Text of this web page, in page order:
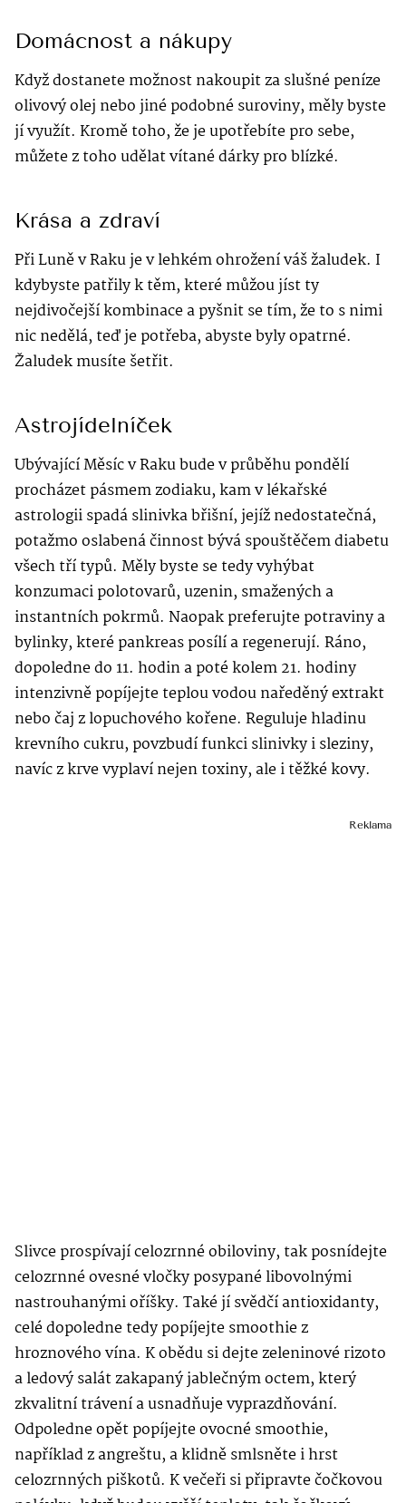
Domácnost a nákupy
Když dostanete možnost nakoupit za slušné peníze
olivový olej nebo jiné podobné suroviny, měly byste
jí využít. Kromě toho, že je upotřebíte pro sebe,
můžete z toho udělat vítané dárky pro blízké.
Krása a zdraví
Při Luně v Raku je v lehkém ohrožení váš žaludek. I
kdybyste patřily k těm, které můžou jíst ty
nejdivočejší kombinace a pyšnit se tím, že to s nimi
nic nedělá, teď je potřeba, abyste byly opatrné.
Žaludek musíte šetřit.
Astrojídelníček
Ubývající Měsíc v Raku bude v průběhu pondělí
procházet pásmem zodiaku, kam v lékařské
astrologii spadá slinivka břišní, jejíž nedostatečná,
potažmo oslabená činnost bývá spouštěčem diabetu
všech tří typů. Měly byste se tedy vyhýbat
konzumaci polotovarů, uzenin, smažených a
instantních pokrmů. Naopak preferujte potraviny a
bylinky, které pankreas posílí a regenerují. Ráno,
dopoledne do 11. hodin a poté kolem 21. hodiny
intenzivně popíjejte teplou vodou naředěný extrakt
nebo čaj z lopuchového kořene. Reguluje hladinu
krevního cukru, povzbudí funkci slinivky i sleziny,
navíc z krve vyplaví nejen toxiny, ale i těžké kovy.
Reklama
Slivce prospívají celozrnné obiloviny, tak posnídejte
celozrnné ovesné vločky posypané libovolnými
nastrouhanými oříšky. Také jí svědčí antioxidanty,
celé dopoledne tedy popíjejte smoothie z
hroznového vína. K obědu si dejte zeleninové rizoto
a ledový salát zakapaný jablečným octem, který
zkvalitní trávení a usnadňuje vyprazdňování.
Odpoledne opět popíjejte ovocné smoothie,
například z angreštu, a klidně smlsněte i hrst
celozrnných piškotů. K večeři si připravte čočkovou